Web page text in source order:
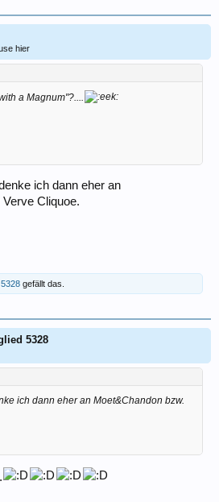
hier
a Magnum"?....
ich dann eher an
Cliquoe.
gefällt das.
5328
ich dann eher an Moet&Chandon bzw.